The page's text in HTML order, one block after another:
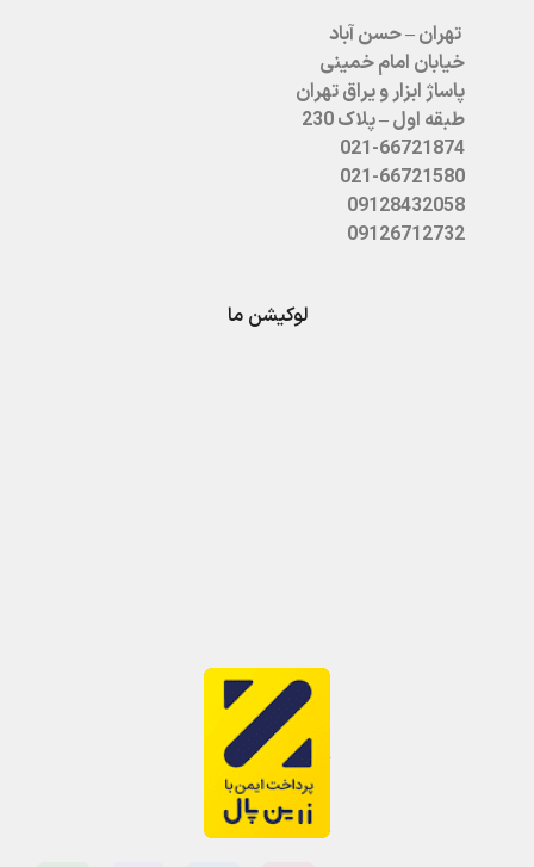
تهران – حسن آباد
خیابان امام خمینی
پاساژ ابزار و یراق تهران
طبقه اول – پلاک 230
021-66721874
021-66721580
09128432058
09126712732
لوکیشن ما